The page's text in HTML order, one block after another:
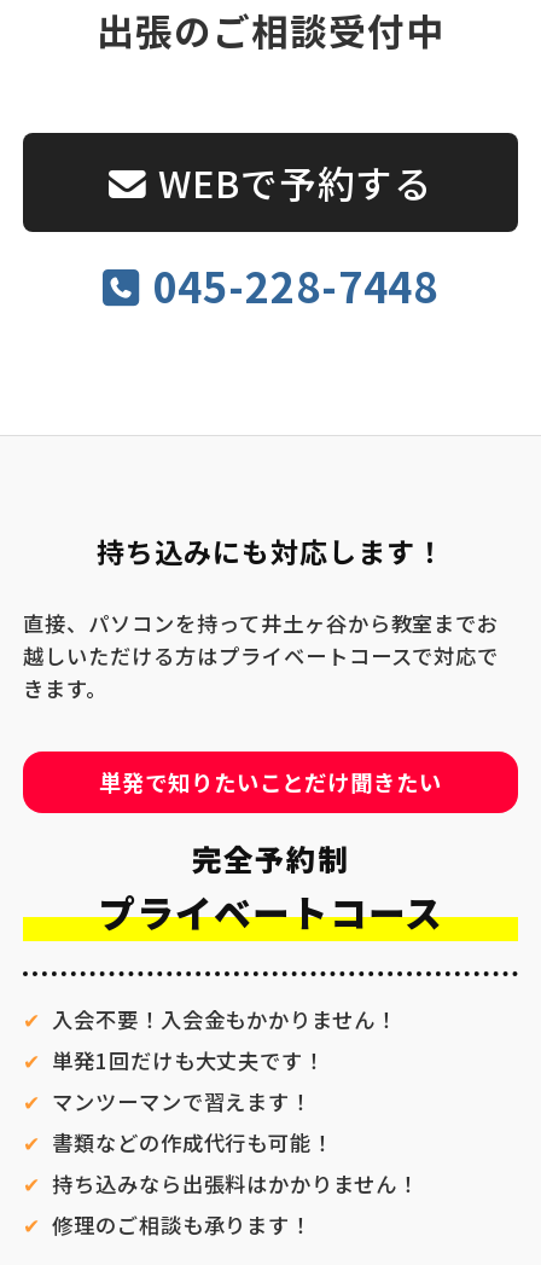
出張のご相談受付中
WEBで予約する
045-228-7448
持ち込みにも対応します！
直接、パソコンを持って井土ヶ谷から教室までお
越しいただける方はプライベートコースで対応で
きます。
単発で知りたいことだけ聞きたい
完全予約制
プライベートコース
入会不要！入会金もかかりません！
単発1回だけも大丈夫です！
マンツーマンで習えます！
書類などの作成代行も可能！
持ち込みなら出張料はかかりません！
修理のご相談も承ります！